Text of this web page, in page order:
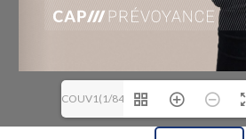
COUV1(1/84)